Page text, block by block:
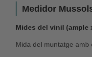
Medidor
Mides del vinil (ample
Mida del muntatge amb